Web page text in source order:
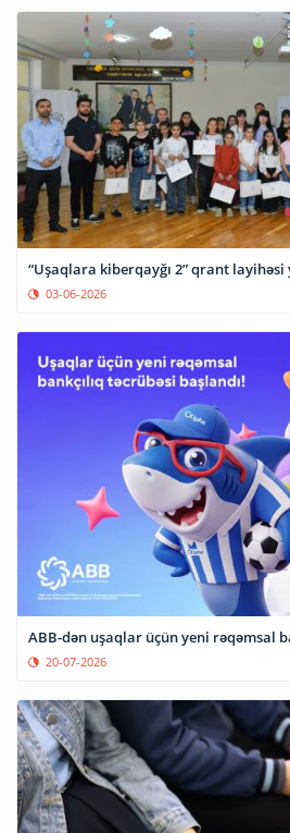
“Uşaqlara kiberqayğı 2” qrant layihəsi
03-06-2026
20-07-2026